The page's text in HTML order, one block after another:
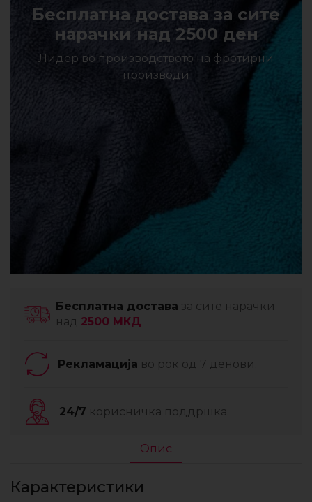
Бесплатна достава за сите
нарачки над 2500 ден
Лидер во производството на фротирни
производи
Бесплатна достава за сите нарачки
над 2500 МКД
Рекламација во рок од 7 денови.
24/7 корисничка поддршка.
Опис
Карактеристики